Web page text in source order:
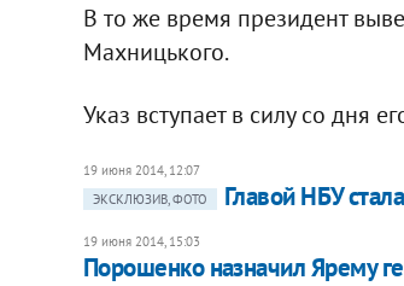
В то же время президент
Махницького.
Указ вступает в силу со дня
19 июня 2014, 12:07
ЭКСКЛЮЗИВ, ФОТО
Главой НБУ
19 июня 2014, 15:03
Порошенко назначил Ярему